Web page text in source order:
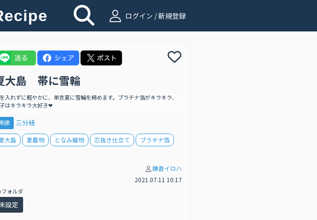
ログイン / 新規登録
大島 帯に雪輪
入れずに軽やかに、単衣夏に雪輪を締めます。プラチナ箔がキラキラ、
はキラキラ大好き❤
締 三分紐
大島 夏着物 となみ織物 芯抜き仕立て プラチナ箔
鎌倉イロハ
2021.07.11 10:17
フォルダ
設定